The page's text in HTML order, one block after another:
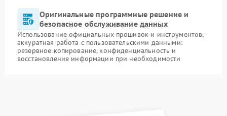
Оригинальные программные решение и
безопасное обслуживание данных
Использование официальных прошивок и инструментов,
аккуратная работа с пользовательскими данными:
резервное копирование, конфиденциальность и
восстановление информации при необходимости